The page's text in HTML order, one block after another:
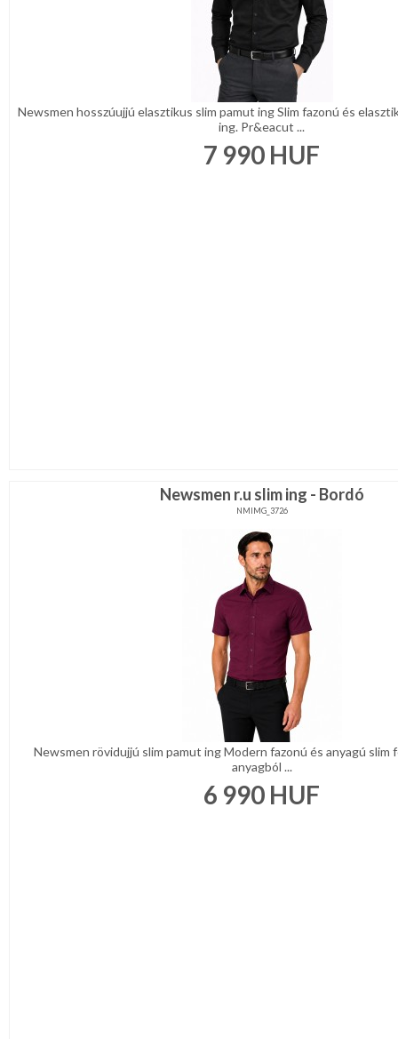
Newsmen hosszúujjú elasztikus slim pamut ing Slim fazonú és
ing. Pr&eacut ...
7 990 HUF
Newsmen r.u slim ing - Bordó
NMIMG_3726
Newsmen rövidujjú slim pamut ing Modern fazonú és anyagú slim
anyagból ...
6 990 HUF